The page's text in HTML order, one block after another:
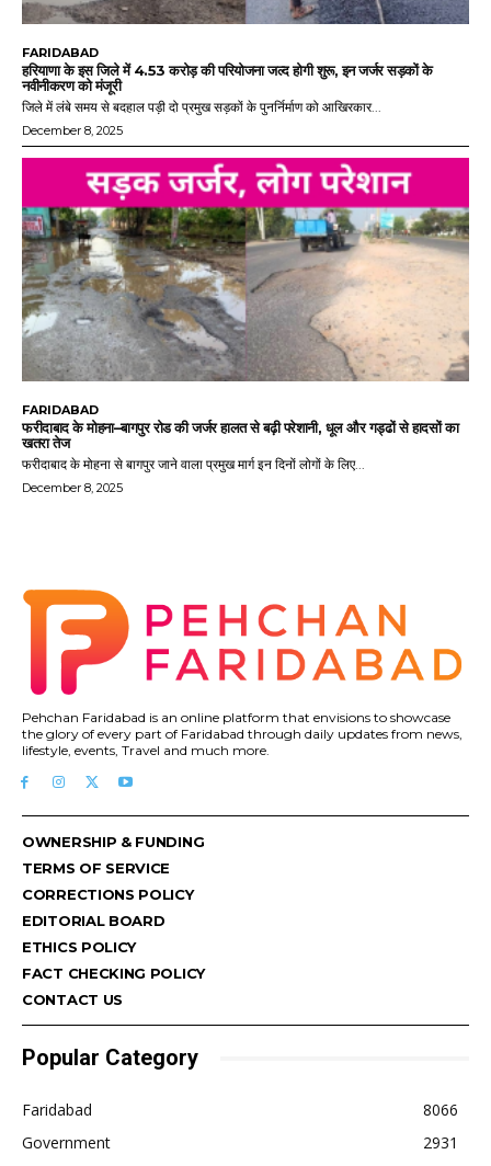
FARIDABAD
हरियाणा के इस जिले में 4.53 करोड़ की परियोजना जल्द होगी शुरू, इन जर्जर सड़कों के
नवीनीकरण को मंजूरी
जिले में लंबे समय से बदहाल पड़ी दो प्रमुख सड़कों के पुनर्निर्माण को आखिरकार...
December 8, 2025
FARIDABAD
फरीदाबाद के मोहना–बागपुर रोड की जर्जर हालत से बढ़ी परेशानी, धूल और गड्ढों से हादसों का
खतरा तेज
फरीदाबाद के मोहना से बागपुर जाने वाला प्रमुख मार्ग इन दिनों लोगों के लिए...
December 8, 2025
Pehchan Faridabad is an online platform that envisions to showcase
the glory of every part of Faridabad through daily updates from news,
lifestyle, events, Travel and much more.
OWNERSHIP & FUNDING
TERMS OF SERVICE
CORRECTIONS POLICY
EDITORIAL BOARD
ETHICS POLICY
FACT CHECKING POLICY
CONTACT US
Popular Category
Faridabad
8066
Government
2931